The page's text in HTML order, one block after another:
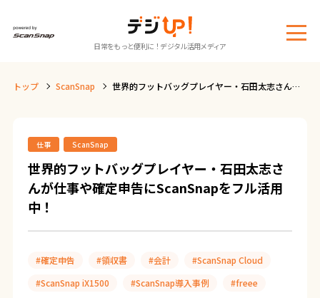
日常をもっと便利に！デジタル活用メディア
メ
ー
トップ ScanSnap
世界的フットバッグプレイヤー・石田太志さんが
仕事 ScanSnap
世界的フットバッグプレイヤー・石田太志さ
んが仕事や確定申告にScanSnapをフル活用
中！
#確定申告 #領収書 #会計
#ScanSnap Cloud
#ScanSnap iX1500
#ScanSnap導入事例 #freee